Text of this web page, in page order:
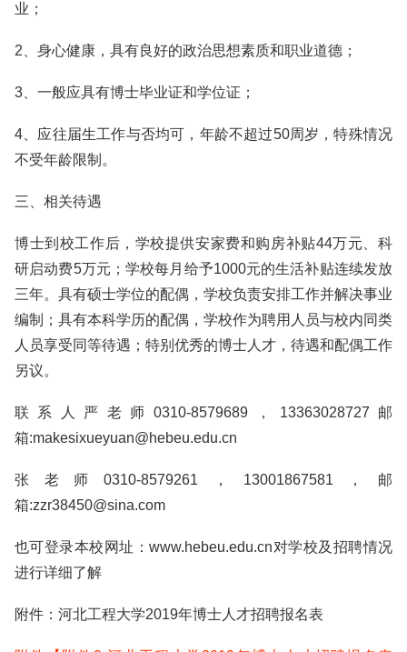
业；
2、身心健康，具有良好的政治思想素质和职业道德；
3、一般应具有博士毕业证和学位证；
4、应往届生工作与否均可，年龄不超过50周岁，特殊情况
不受年龄限制。
三、相关待遇
博士到校工作后，学校提供安家费和购房补贴44万元、科
研启动费5万元；学校每月给予1000元的生活补贴连续发放
三年。具有硕士学位的配偶，学校负责安排工作并解决事业
编制；具有本科学历的配偶，学校作为聘用人员与校内同类
人员享受同等待遇；特别优秀的博士人才，待遇和配偶工作
另议。
联系人严老师0310-8579689，13363028727邮
箱:makesixueyuan@hebeu.edu.cn
张老师0310-8579261，13001867581，邮
箱:zzr38450@sina.com
也可登录本校网址：www.hebeu.edu.cn对学校及招聘情况
进行详细了解
附件：河北工程大学2019年博士人才招聘报名表